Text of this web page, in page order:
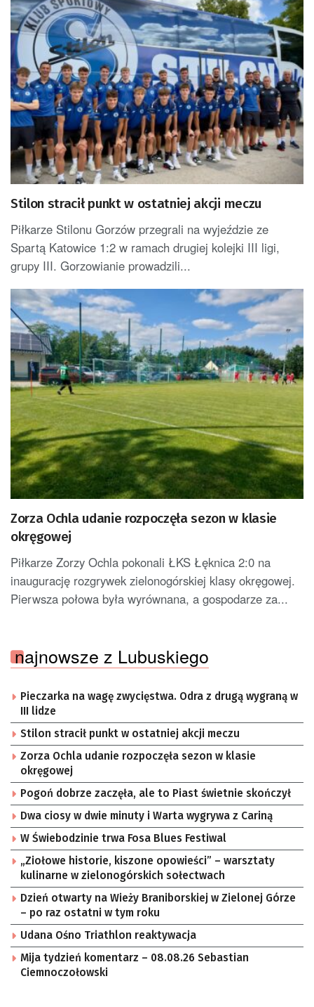
Stilon stracił punkt w ostatniej akcji meczu
Piłkarze Stilonu Gorzów przegrali na wyjeździe ze
Spartą Katowice 1:2 w ramach drugiej kolejki III ligi,
grupy III. Gorzowianie prowadzili...
Zorza Ochla udanie rozpoczęła sezon w klasie
okręgowej
Piłkarze Zorzy Ochla pokonali ŁKS Łęknica 2:0 na
inaugurację rozgrywek zielonogórskiej klasy okręgowej.
Pierwsza połowa była wyrównana, a gospodarze za...
najnowsze z Lubuskiego
Pieczarka na wagę zwycięstwa. Odra z drugą wygraną w
III lidze
Stilon stracił punkt w ostatniej akcji meczu
Zorza Ochla udanie rozpoczęła sezon w klasie
okręgowej
Pogoń dobrze zaczęła, ale to Piast świetnie skończył
Dwa ciosy w dwie minuty i Warta wygrywa z Cariną
W Świebodzinie trwa Fosa Blues Festiwal
„Ziołowe historie, kiszone opowieści” – warsztaty
kulinarne w zielonogórskich sołectwach
Dzień otwarty na Wieży Braniborskiej w Zielonej Górze
– po raz ostatni w tym roku
Udana Ośno Triathlon reaktywacja
Mija tydzień komentarz – 08.08.26 Sebastian
Ciemnoczołowski